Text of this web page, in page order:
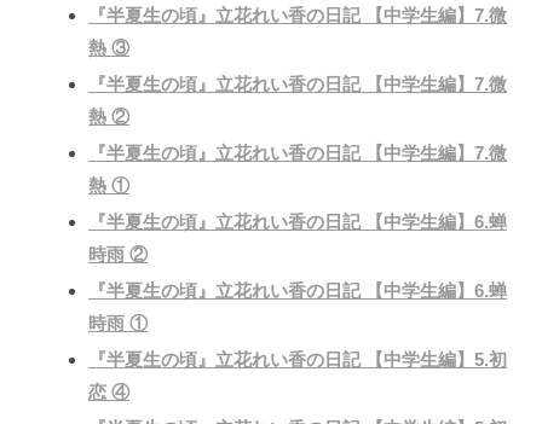
『半夏生の頃』立花れい香の日記 【中学生編】7.微
熱 ③
『半夏生の頃』立花れい香の日記 【中学生編】7.微
熱 ②
『半夏生の頃』立花れい香の日記 【中学生編】7.微
熱 ①
『半夏生の頃』立花れい香の日記 【中学生編】6.蝉
時雨 ②
『半夏生の頃』立花れい香の日記 【中学生編】6.蝉
時雨 ①
『半夏生の頃』立花れい香の日記 【中学生編】5.初
恋 ④